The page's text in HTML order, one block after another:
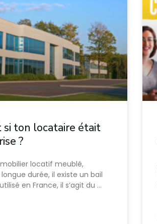
si ton locataire était
?
locatif meublé,
durée, il existe un bail
en France, il s’agit du …